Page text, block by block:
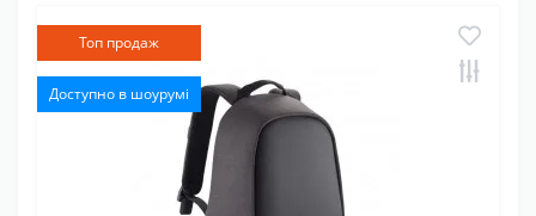
Топ продаж
Доступно в шоурумі